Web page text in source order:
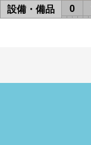
設備・備品
0